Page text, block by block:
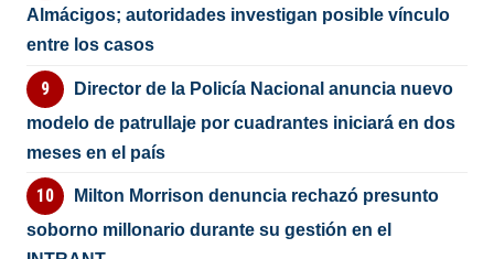
Almácigos; autoridades investigan posible vínculo
entre los casos
Director de la Policía Nacional anuncia nuevo
modelo de patrullaje por cuadrantes iniciará en dos
meses en el país
Milton Morrison denuncia rechazó presunto
soborno millonario durante su gestión en el